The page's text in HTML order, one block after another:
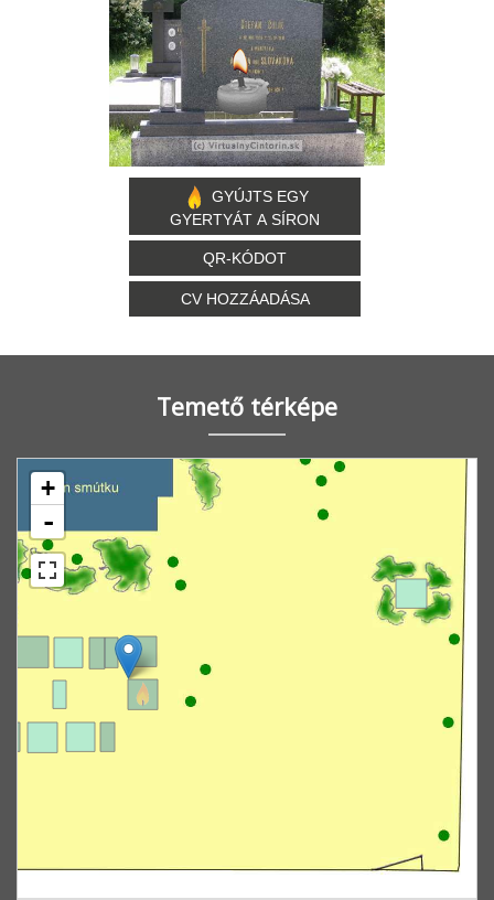
GYÚJTS EGY
GYERTYÁT A SÍRON
QR-KÓDOT
CV HOZZÁADÁSA
Temető térképe
+
-